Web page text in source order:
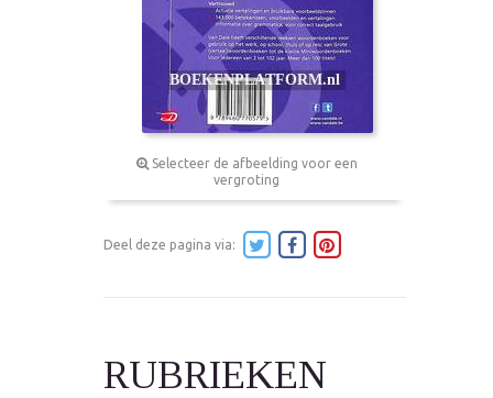
Selecteer de afbeelding voor een
vergroting
Deel deze pagina via:
RUBRIEKEN